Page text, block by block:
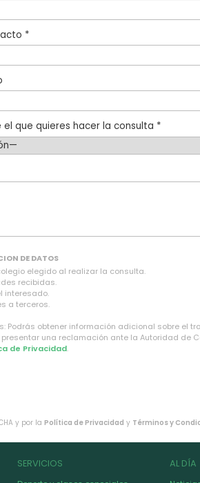
*
que quieres hacer la consulta *
DE DATOS
elegido al realizar la consulta.
recibidas.
interesado.
a terceros.
Podrás obtener información adicional sobre el
una reclamación ante la Autoridad de
de Privacidad.
y por la Política de Privacidad y Términos y
SERVICIOS AL DÍA